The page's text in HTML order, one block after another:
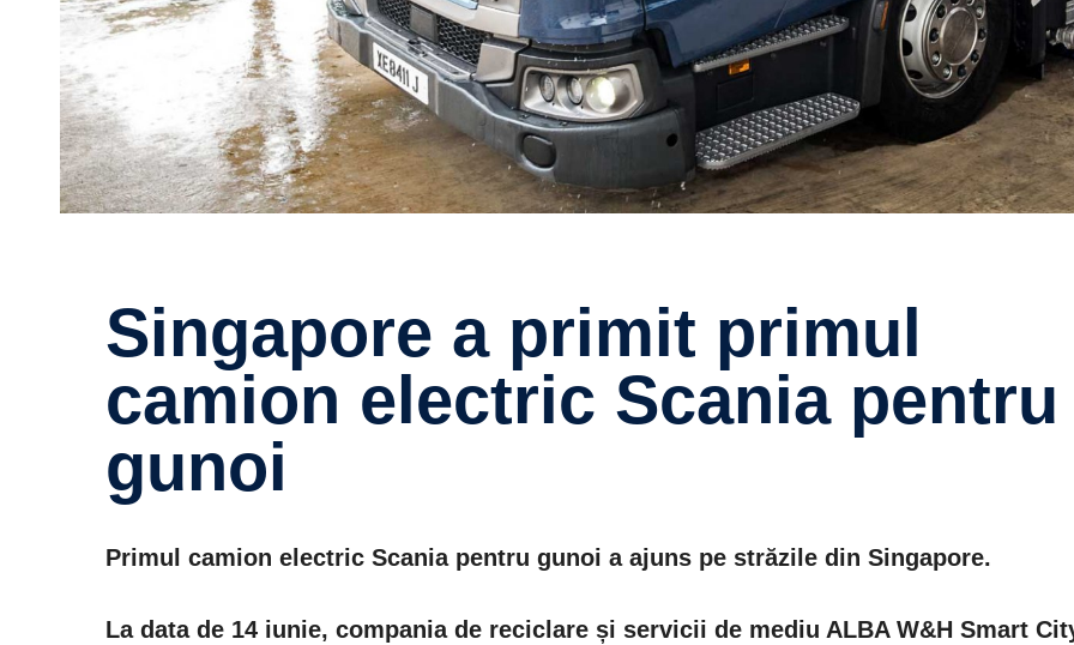
Singapore a primit primul
camion electric Scania pentru
gunoi
Primul camion electric Scania pentru gunoi a ajuns pe străzile din Singapore.
La data de 14 iunie, compania de reciclare și servicii de mediu ALBA W&H Smart